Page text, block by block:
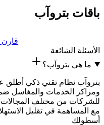
باقات بتروآب
قارن
الأسئلة الشائعة
ما هي بتروآب؟
ومراكز الخدمات والمغاسل
للشركات من مختلف المجالات
مع المساهمة في تقليل
أسطولك